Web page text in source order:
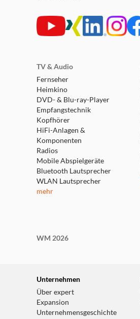
TV & Audio
Fernseher
Heimkino
DVD- & Blu-ray-Player
Empfangstechnik
Kopfhörer
HiFi-Anlagen &
Komponenten
Radios
Mobile Abspielgeräte
Bluetooth Lautsprecher
WLAN Lautsprecher
mehr
WM 2026
Unternehmen
Über expert
Expansion
Unternehmensgeschichte